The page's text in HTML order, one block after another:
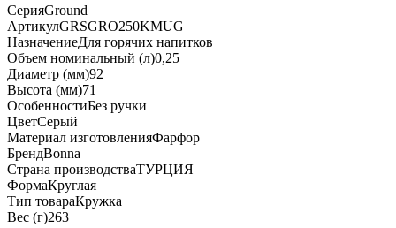
СерияGround
АртикулGRSGRO250KMUG
НазначениеДля горячих напитков
Объем номинальный (л)0,25
Диаметр (мм)92
Высота (мм)71
ОсобенностиБез ручки
ЦветСерый
Материал изготовленияФарфор
БрендBonna
Страна производстваТУРЦИЯ
ФормаКруглая
Тип товараКружка
Вес (г)263